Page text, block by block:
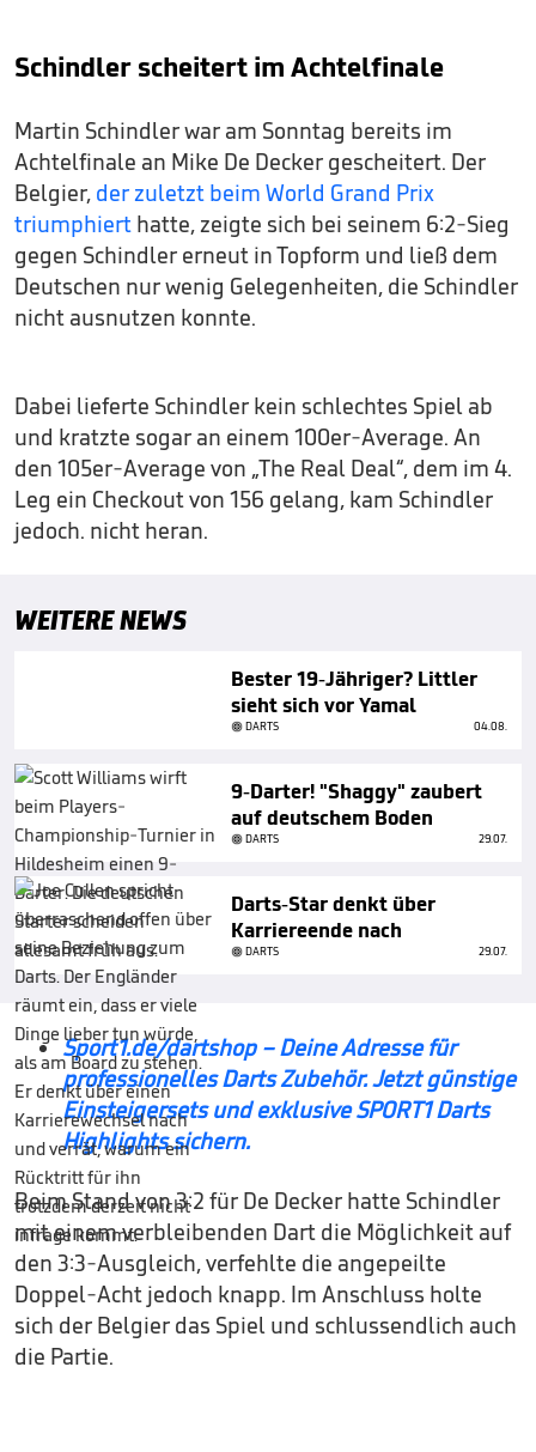
Schindler scheitert im Achtelfinale
Martin Schindler war am Sonntag bereits im
Achtelfinale an Mike De Decker gescheitert. Der
Belgier, der zuletzt beim World Grand Prix
triumphiert hatte, zeigte sich bei seinem 6:2-Sieg
gegen Schindler erneut in Topform und ließ dem
Deutschen nur wenig Gelegenheiten, die Schindler
nicht ausnutzen konnte.
Dabei lieferte Schindler kein schlechtes Spiel ab
und kratzte sogar an einem 100er-Average. An
den 105er-Average von „The Real Deal“, dem im 4.
Leg ein Checkout von 156 gelang, kam Schindler
jedoch. nicht heran.
WEITERE NEWS
Bester 19-Jähriger? Littler
sieht sich vor Yamal
DARTS 04.08.
9-Darter! "Shaggy" zaubert
auf deutschem Boden
DARTS 29.07.
Darts-Star denkt über
Karriereende nach
DARTS 29.07.
Sport1.de/dartshop – Deine Adresse für
professionelles Darts Zubehör. Jetzt günstige
Einsteigersets und exklusive SPORT1 Darts
Highlights sichern.
Beim Stand von 3:2 für De Decker hatte Schindler
mit einem verbleibenden Dart die Möglichkeit auf
den 3:3-Ausgleich, verfehlte die angepeilte
Doppel-Acht jedoch knapp. Im Anschluss holte
sich der Belgier das Spiel und schlussendlich auch
die Partie.